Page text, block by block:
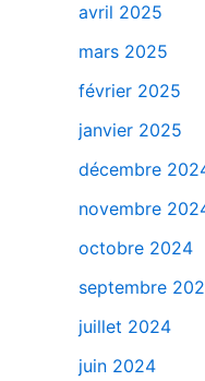
avril 2025
mars 2025
février 2025
janvier 2025
décembre
novembre
octobre 2024
septembre
juillet 2024
juin 2024